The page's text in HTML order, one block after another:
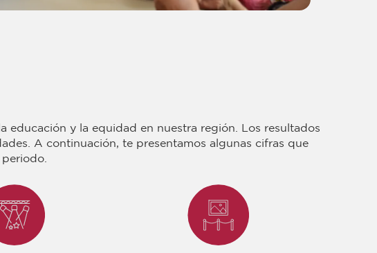
educación y la equidad en nuestra región. Los resultados
A continuación, te presentamos algunas cifras que
periodo.